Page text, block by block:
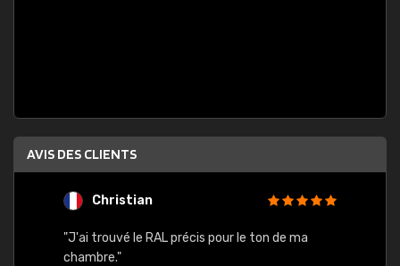
AVIS DES CLIENTS
Christian
"J'ai trouvé le RAL précis pour le ton de ma
chambre."